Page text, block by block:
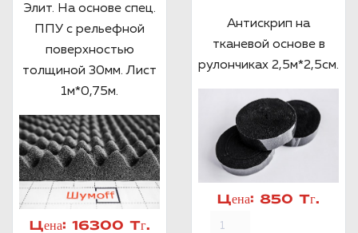
Элит. На основе спец.
ППУ с рельефной
поверхностью
толщиной 30мм. Лист
1м*0,75м.
Цена: 16300 Тг.
Антискрип на
тканевой основе в
рулончиках 2,5м*2,5см.
Цена: 850 Тг.